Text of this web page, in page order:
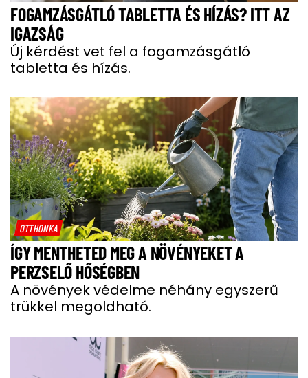
FOGAMZÁSGÁTLÓ TABLETTA ÉS HÍZÁS? ITT AZ
IGAZSÁG
Új kérdést vet fel a fogamzásgátló
tabletta és hízás.
OTTHONKA
ÍGY MENTHETED MEG A NÖVÉNYEKET A
PERZSELŐ HŐSÉGBEN
A növények védelme néhány egyszerű
trükkel megoldható.